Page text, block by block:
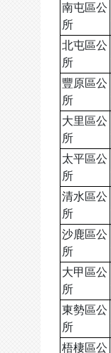
南屯區公
所
北屯區公
所
豐原區公
所
大里區公
所
太平區公
所
清水區公
所
沙鹿區公
所
大甲區公
所
東勢區公
所
梧棲區公